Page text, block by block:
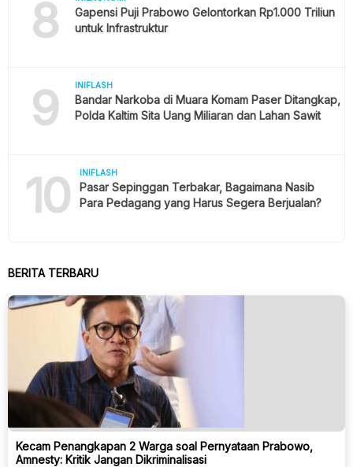
8
Gapensi Puji Prabowo Gelontorkan Rp1.000 Triliun
untuk Infrastruktur
9 INIFLASH
Bandar Narkoba di Muara Komam Paser Ditangkap,
Polda Kaltim Sita Uang Miliaran dan Lahan Sawit
10 INIFLASH
Pasar Sepinggan Terbakar, Bagaimana Nasib
Para Pedagang yang Harus Segera Berjualan?
BERITA TERBARU
Kecam Penangkapan 2 Warga soal Pernyataan Prabowo,
Amnesty: Kritik Jangan Dikriminalisasi